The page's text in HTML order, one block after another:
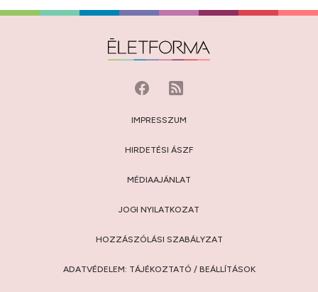
IMPRESSZUM
HIRDETÉSI ÁSZF
MÉDIAAJÁNLAT
JOGI NYILATKOZAT
HOZZÁSZÓLÁSI SZABÁLYZAT
ADATVÉDELEM: TÁJÉKOZTATÓ / BEÁLLÍTÁSOK